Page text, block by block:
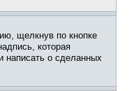
щелкнув по кнопке
которая
написать о сделанных